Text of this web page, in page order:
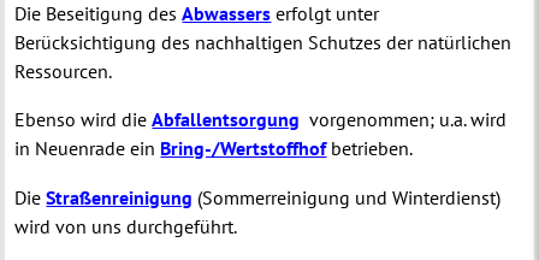
Die Beseitigung desAbwassers erfolgt unter
Berücksichtigung des nachhaltigen Schutzes der natürlichen
Ressourcen.
Ebenso wird dieAbfallentsorgung vorgenommen; u.a. wird
in Neuenrade ein Bring-/Wertstoffhofbetrieben.
DieStraßenreinigung (Sommerreinigung und Winterdienst)
wird von uns durchgeführt.